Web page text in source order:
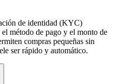
de identidad (KYC)
método de pago y el monto de
compras pequeñas sin
ser rápido y automático.